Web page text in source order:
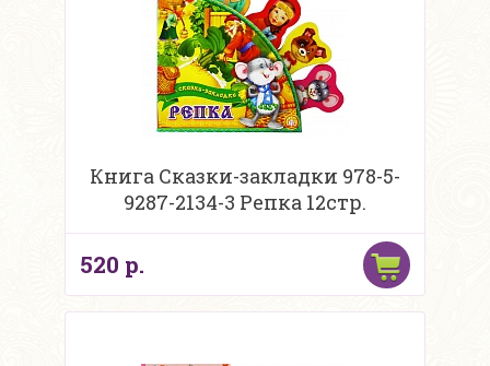
Книга Сказки-закладки 978-5-
9287-2134-3 Репка 12стр.
520 р.